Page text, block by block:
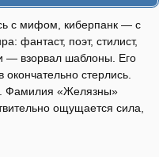
с мифом, киберпанк — с
фантаст, поэт, стилист,
— взорвал шаблоны. Его
окончательно стерлись.
Фамилия «Желязны»
ощущается сила,